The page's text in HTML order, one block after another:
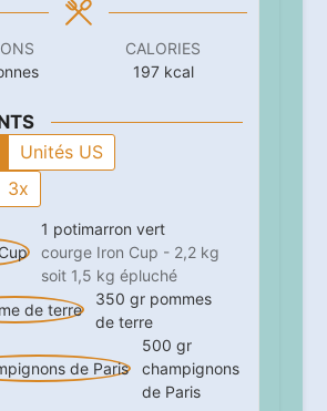
CALORIES
197 kcal
Unités US
3x
1 potimarron vert
courge Iron Cup - 2,2 kg
soit 1,5 kg épluché
350 gr pommes
de terre
500 gr
champignons
de Paris